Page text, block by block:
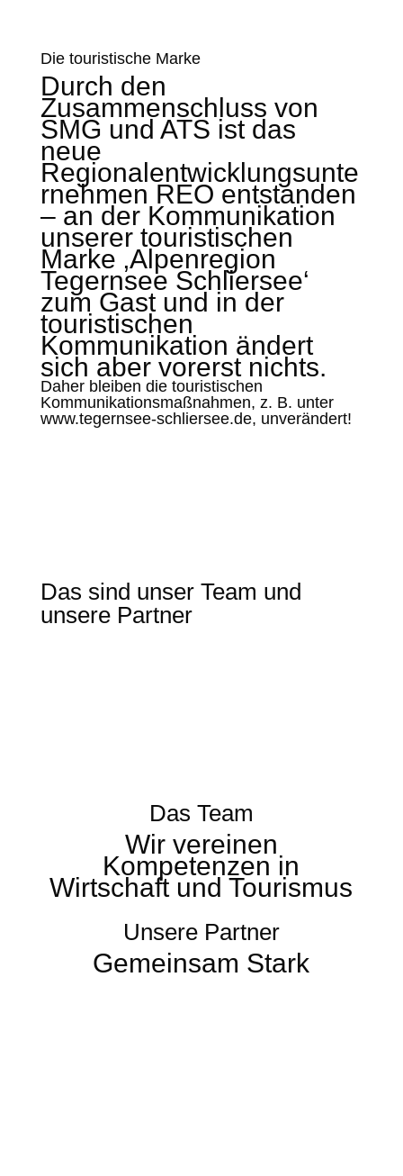
Die touristische Marke
Durch den
Zusammenschluss von
SMG und ATS ist das
neue
Regionalentwicklungsunte
rnehmen REO entstanden
– an der Kommunikation
unserer touristischen
Marke ‚Alpenregion
Tegernsee Schliersee‘
zum Gast und in der
touristischen
Kommunikation ändert
sich aber vorerst nichts.
Daher bleiben die touristischen
Kommunikationsmaßnahmen, z. B. unter
www.tegernsee-schliersee.de, unverändert!
Das sind unser Team und
unsere Partner
Das Team
Wir vereinen
Kompetenzen in
Wirtschaft und Tourismus
Unsere Partner
Gemeinsam Stark